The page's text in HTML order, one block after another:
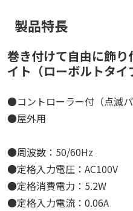
製品特長
巻き付けて自由に飾
イト（ローボルトタイ
●コントローラー付（点滅
●屋外用
●周波数：50/60Hz
●定格入力電圧：AC100V
●定格消費電力：5.2W
●定格入力電流：0.06A